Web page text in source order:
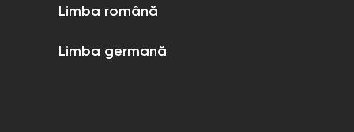
Limba română
Limba germană